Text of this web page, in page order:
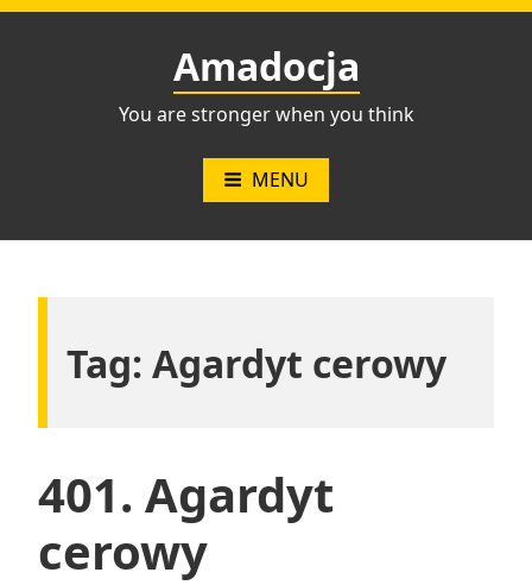
Przejdź
Amadocja
You are stronger when you think
MENU
Tag: Agardyt cerowy
401. Agardyt
cerowy